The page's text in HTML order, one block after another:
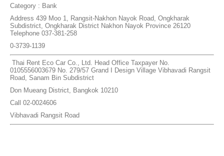
Category : Bank
Address 439 Moo 1, Rangsit-Nakhon Nayok Road, Ongkharak
Subdistrict, Ongkharak District Nakhon Nayok Province 26120
Telephone 037-381-258
0-3739-1139
Thai Rent Eco Car Co., Ltd. Head Office Taxpayer No.
0105556003679 No. 279/57 Grand I Design Village Vibhavadi Rangsit
Road, Sanam Bin Subdistrict
Don Mueang District, Bangkok 10210
Call 02-0024606
Vibhavadi Rangsit Road